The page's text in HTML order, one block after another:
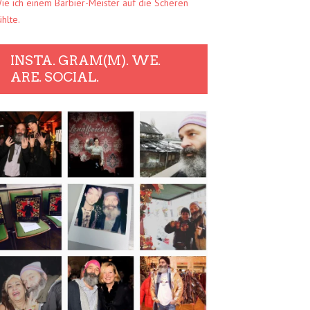
ich einem Barbier-Meister auf die Scheren
INSTA. GRAM(M). WE.
ARE. SOCIAL.